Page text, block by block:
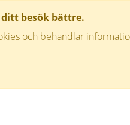
besök bättre.
och behandlar